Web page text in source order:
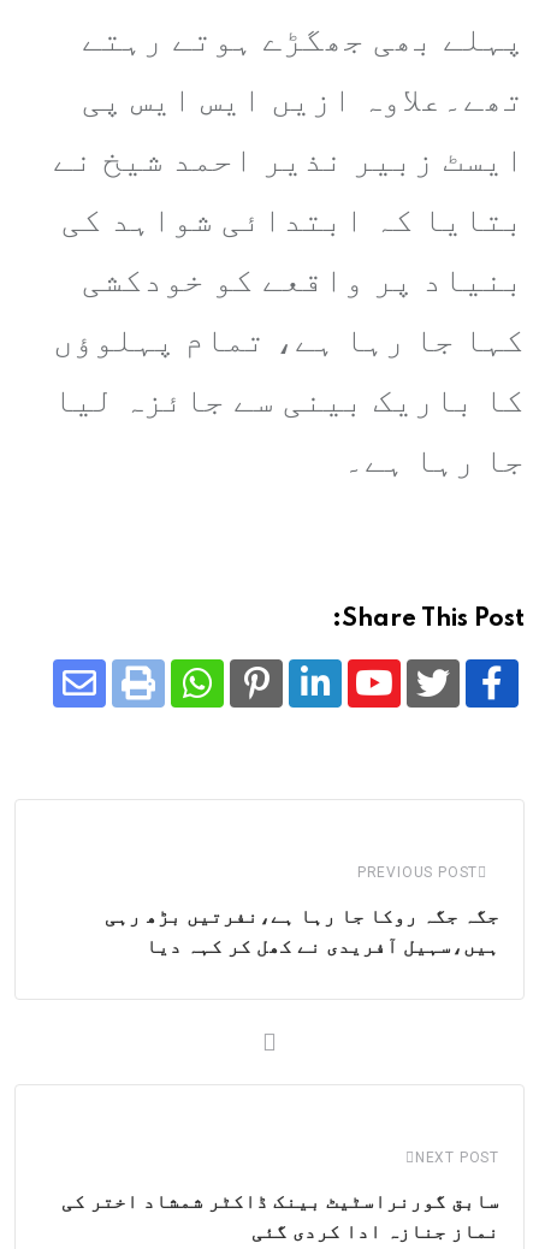
پہلے بھی جھگڑے ہوتے رہتے
تھے۔علاوہ ازیں ایس ایس پی
ایسٹ زبیر نذیر احمد شیخ نے
بتایا کہ ابتدائی شواہد کی
بنیاد پر واقعے کو خودکشی
کہا جا رہا ہے، تمام پہلوؤں
کا باریک بینی سے جائزہ لیا
جا رہا ہے۔
Share This Post:
Youtube
LinkedIn
Pinterest
Whatsapp
Print
PREVIOUS POST
جگہ جگہ روکا جا رہا ہے،نفرتیں بڑھ رہی
ہیں،سہیل آفریدی نے کھل کر کہہ دیا
NEXT POST
سابق گورنراسٹیٹ بینک ڈاکٹر شمشاد اختر کی
نماز جنازہ ادا کردی گئی